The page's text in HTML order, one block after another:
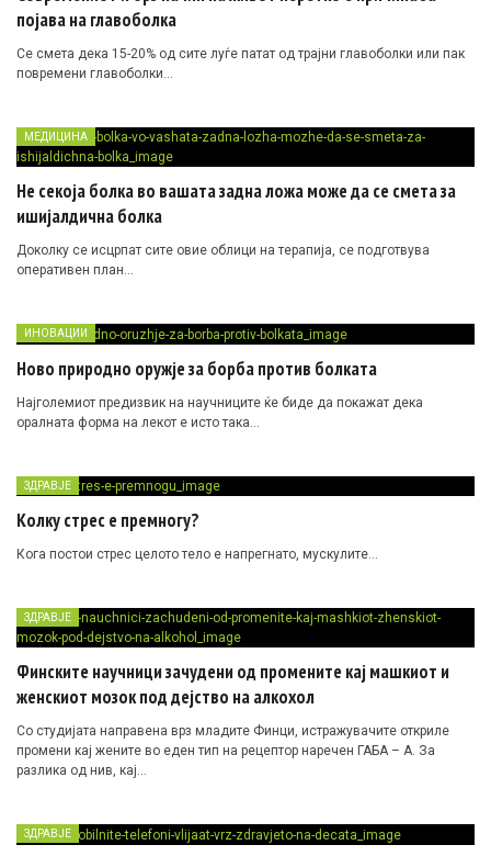
појава на главоболка
Се смета дека 15-20% од сите луѓе патат од трајни главоболки или пак
повремени главоболки…
МЕДИЦИНА
Не секоја болка во вашата задна ложа може да се смета за
ишијалдична болка
Доколку се исцрпат сите овие облици на терапија, се подготвува
оперативен план…
ИНОВАЦИИ
Ново природно оружје за борба против болката
Најголемиот предизвик на научниците ќе биде да покажат дека
оралната форма на лекот е исто така…
ЗДРАВЈЕ
Колку стрес е премногу?
Кога постои стрес целото тело е напрегнато, мускулите…
ЗДРАВЈЕ
Финските научници зачудени од промените кај машкиот и
женскиот мозок под дејство на алкохол
Со студијата направена врз младите Финци, истражувачите откриле
промени кај жените во еден тип на рецептор наречен ГАБА – А. За
разлика од нив, кај…
ЗДРАВЈЕ